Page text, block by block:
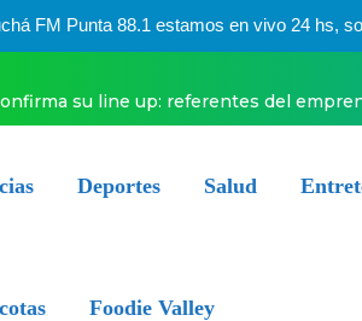
FM Punta 88.1 estamos en vivo 24 hs,
su line up: referentes del
Deportes Salud
Foodie Valley